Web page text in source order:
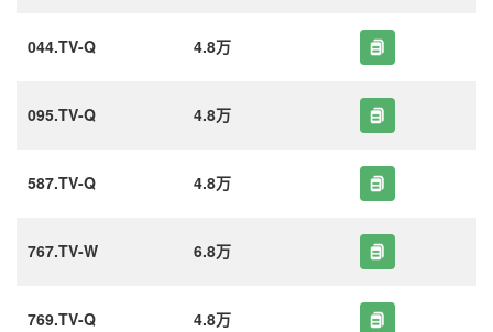
044.TV-Q 4.8万
095.TV-Q 4.8万
587.TV-Q 4.8万
767.TV-W 6.8万
769.TV-Q 4.8万